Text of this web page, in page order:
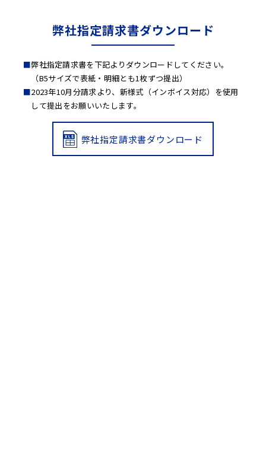
弊社指定請求書ダウンロード
弊社指定請求書を下記よりダウンロードしてください。
（B5サイズで表紙・明細とも1枚ずつ提出）
2023年10月分請求より、新様式（インボイス対応）を使用
して提出をお願いいたします。
弊社指定請求書ダウンロード